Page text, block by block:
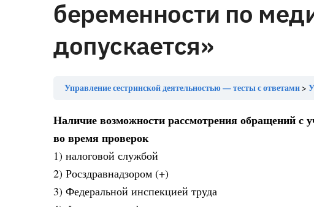
беременности по
допускается»
Управление сестринской деятельностью — тесты с ответами
Наличие возможности рассмотрения обращений с
во время проверок
1) налоговой службой
2) Росздравнадзором (+)
3) Федеральной инспекцией труда